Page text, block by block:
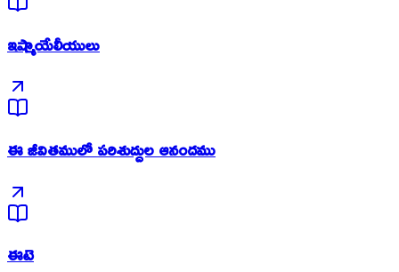
ఇష్మాయేలీయులు
ఈ జీవితములో పరిశుద్దుల ఆనందము
ఈటె